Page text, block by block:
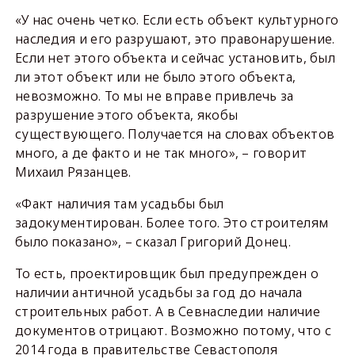
«У нас очень четко. Если есть объект культурного
наследия и его разрушают, это правонарушение.
Если нет этого объекта и сейчас установить, был
ли этот объект или не было этого объекта,
невозможно. То мы не вправе привлечь за
разрушение этого объекта, якобы
существующего. Получается на словах объектов
много, а де факто и не так много», – говорит
Михаил Рязанцев.
«Факт наличия там усадьбы был
задокументирован. Более того. Это строителям
было показано», – сказал Григорий Донец.
То есть, проектировщик был предупрежден о
наличии античной усадьбы за год до начала
строительных работ. А в Севнаследии наличие
документов отрицают. Возможно потому, что с
2014 года в правительстве Севастополя